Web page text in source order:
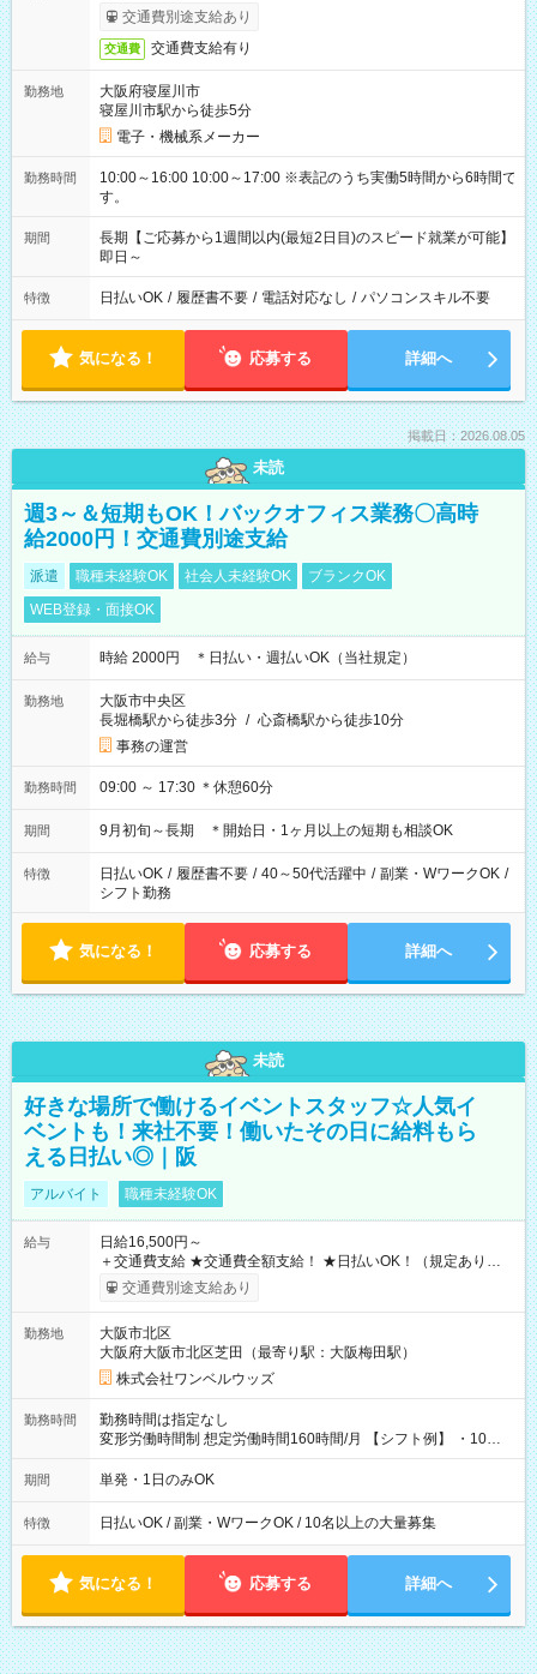
交通費別途支給あり
交通費 交通費支給有り
勤務地
大阪府寝屋川市
寝屋川市駅から徒歩5分
電子・機械系メーカー
勤務時間
10:00～16:00 10:00～17:00 ※表記のうち実働5時間から6時間で
す。
期間
長期【ご応募から1週間以内(最短2日目)のスピード就業が可能】
即日～
特徴 日払いOK / 履歴書不要 / 電話対応なし / パソコンスキル不要
気になる！ 応募する 詳細へ
掲載日：2026.08.05
未読
週3～＆短期もOK！バックオフィス業務〇高時
給2000円！交通費別途支給
派遣 職種未経験OK 社会人未経験OK
ブランクOK
WEB登録・面接OK
給与 時給 2000円 ＊日払い・週払いOK（当社規定）
勤務地
大阪市中央区
長堀橋駅から徒歩3分 / 心斎橋駅から徒歩10分
事務の運営
勤務時間 09:00 ～ 17:30 ＊休憩60分
期間 9月初旬～長期 ＊開始日・1ヶ月以上の短期も相談OK
特徴 日払いOK / 履歴書不要 / 40～50代活躍中 / 副業・WワークOK /
シフト勤務
気になる！ 応募する 詳細へ
未読
好きな場所で働けるイベントスタッフ☆人気イ
ベントも！来社不要！働いたその日に給料もら
える日払い◎｜阪
アルバイト 職種未経験OK
給与
日給16,500円～
＋交通費支給 ★交通費全額支給！ ★日払いOK！（規定あり） ┗
働いたその日に現金GET♪ お仕事後はコンビニATMから 日払
交通費別途支給あり
勤務地
大阪市北区
大阪府大阪市北区芝田（最寄り駅：大阪梅田駅）
株式会社ワンベルウッズ
勤務時間
勤務時間は指定なし
変形労働時間制 想定労働時間160時間/月 【シフト例】 ・10：
00～20：00
期間 単発・1日のみOK
特徴 日払いOK / 副業・WワークOK / 10名以上の大量募集
気になる！ 応募する 詳細へ